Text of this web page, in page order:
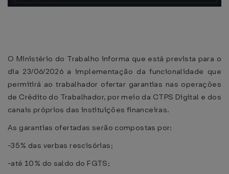
O Ministério do Trabalho informa que está prevista para o
dia 23/06/2026 a implementação da funcionalidade que
permitirá ao trabalhador ofertar garantias nas operações
de Crédito do Trabalhador, por meio da CTPS Digital e dos
canais próprios das instituições financeiras.
As garantias ofertadas serão compostas por:
-35% das verbas rescisórias;
-até 10% do saldo do FGTS;